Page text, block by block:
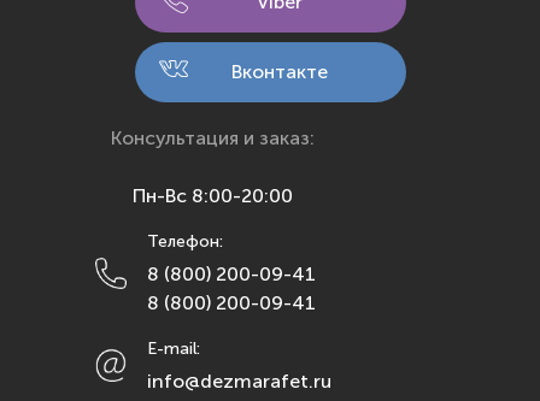
Кострома
Краснодар
Красноярск
Махачкала
Москва
Набережные Челны
Нижний Новгород
Вконтакте
Консультация и заказ:
Пн-Вс 8:00-20:00
Телефон:
8 (800) 200-09-41
8 (800) 200-09-41
E-mail:
info@dezmarafet.ru